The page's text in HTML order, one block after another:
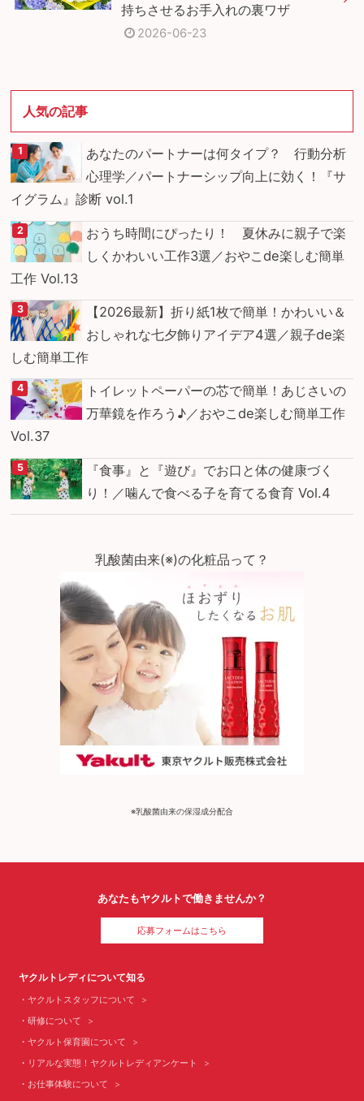
持ちさせるお手入れの裏ワザ
2026-06-23
人気の記事
あなたのパートナーは何タイプ？ 行動分析
心理学／パートナーシップ向上に効く！『サ
イグラム』診断 vol.1
おうち時間にぴったり！ 夏休みに親子で楽
しくかわいい工作3選／おやこde楽しむ簡単
工作 Vol.13
【2026最新】折り紙1枚で簡単！かわいい＆
おしゃれな七夕飾りアイデア4選／親子de楽
しむ簡単工作
トイレットペーパーの芯で簡単！あじさいの
万華鏡を作ろう♪／おやこde楽しむ簡単工作
Vol.37
『食事』と『遊び』でお口と体の健康づく
り！／噛んで食べる子を育てる食育 Vol.4
乳酸菌由来(※)の化粧品って？
※乳酸菌由来の保湿成分配合
あなたもヤクルトで働きませんか？
応募フォームはこちら
ヤクルトレディについて知る
ヤクルトスタッフについて
研修について
ヤクルト保育園について
リアルな実態！ヤクルトレディアンケート
お仕事体験について